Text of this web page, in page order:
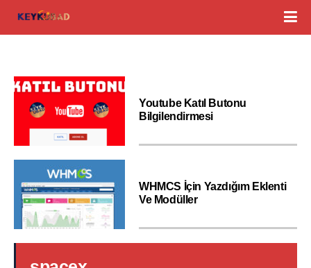
Youtube Katıl Butonu
Bilgilendirmesi
WHMCS İçin Yazdığım Eklenti
Ve Modüller